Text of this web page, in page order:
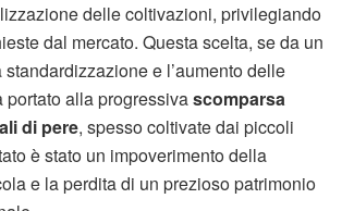
delle coltivazioni, privilegiando
dal mercato. Questa scelta, se da un
e l’aumento delle
portato alla progressivascomparsa
di pere, spesso coltivate dai piccoli
è stato un impoverimento della
e la perdita di un prezioso patrimonio